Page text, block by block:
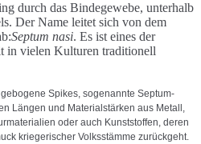
durch das Bindegewebe, unterhalb
Der Name leitet sich von dem
Septum nasi. Es ist eines der
in vielen Kulturen traditionell
Spikes, sogenannte Septum-
Längen und Materialstärken aus Metall,
oder auch Kunststoffen, deren
kriegerischer Volksstämme zurückgeht.